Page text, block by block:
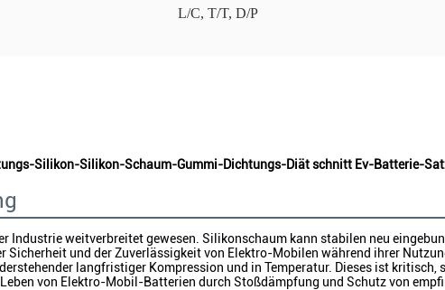
L/C, T/T, D/P
Silikon-Silikon-Schaum-Gummi-Dichtungs-Diät schnitt Ev-Batterie-
weitverbreitet gewesen. Silikonschaum kann stabilen neu
Sicherheit und der Zuverlässigkeit von Elektro-Mobilen während ihrer
langfristiger Kompression und in Temperatur. Dieses ist
von Elektro-Mobil-Batterien durch Stoßdämpfung und Schutz von